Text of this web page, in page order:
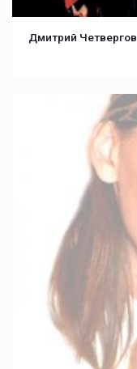
Дмитрий Четвергов